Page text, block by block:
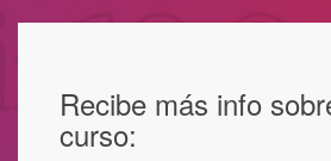
Recibe más info
curso: